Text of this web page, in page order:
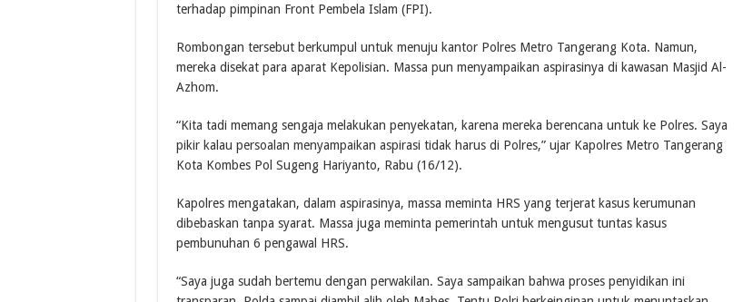
terhadap pimpinan Front Pembela Islam (FPI).
Rombongan tersebut berkumpul untuk menuju kantor Polres Metro Tangerang Kota. Namun,
mereka disekat para aparat Kepolisian. Massa pun menyampaikan aspirasinya di kawasan Masjid Al-
Azhom.
“Kita tadi memang sengaja melakukan penyekatan, karena mereka berencana untuk ke Polres. Saya
pikir kalau persoalan menyampaikan aspirasi tidak harus di Polres,” ujar Kapolres Metro Tangerang
Kota Kombes Pol Sugeng Hariyanto, Rabu (16/12).
Kapolres mengatakan, dalam aspirasinya, massa meminta HRS yang terjerat kasus kerumunan
dibebaskan tanpa syarat. Massa juga meminta pemerintah untuk mengusut tuntas kasus
pembunuhan 6 pengawal HRS.
“Saya juga sudah bertemu dengan perwakilan. Saya sampaikan bahwa proses penyidikan ini